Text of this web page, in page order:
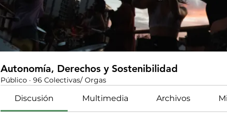
Autonomía, Derechos y Sostenibilidad
Público · 96 Colectivas/ Orgas
Discusión Multimedia Archivos